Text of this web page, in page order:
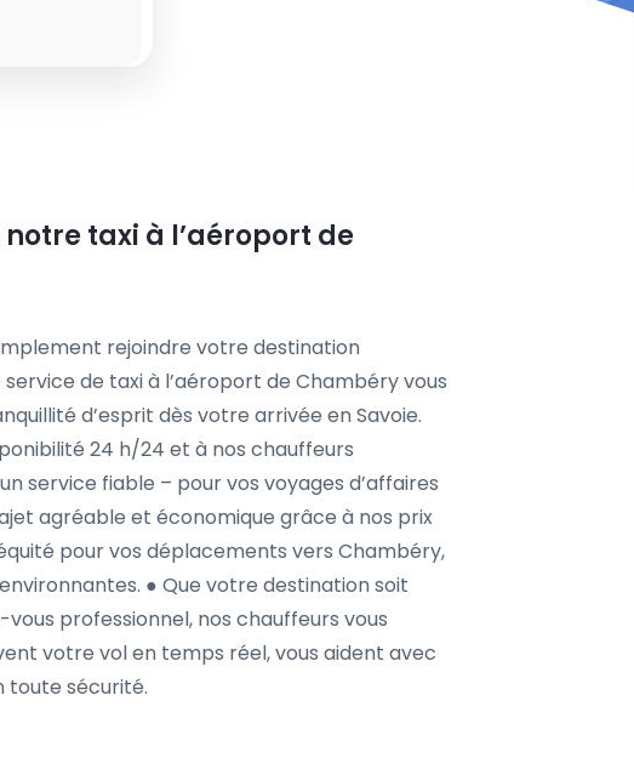
taxi à l’aéroport de
rejoindre votre destination
de taxi à l’aéroport de Chambéry vous
d’esprit dès votre arrivée en Savoie.
24 h/24 et à nos chauffeurs
service fiable – pour vos voyages d’affaires
agréable et économique grâce à nos prix
pour vos déplacements vers Chambéry,
● Que votre destination soit
professionnel, nos chauffeurs vous
votre vol en temps réel, vous aident avec
toute sécurité.